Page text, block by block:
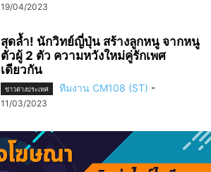
19/04/2023
สุดล้ำ! นักวิทย์ญี่ปุ่น สร้างลูกหนู จากหนู
ตัวผู้ 2 ตัว ความหวังใหม่คู่รักเพศ
เดียวกัน
ข่าวต่างประเทศ ทีมงาน CM108 (ST) -
11/03/2023